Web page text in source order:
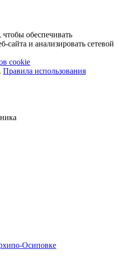
обеспечивать
сайта и анализировать сетевой
cookie
Правила использования
Осиповке